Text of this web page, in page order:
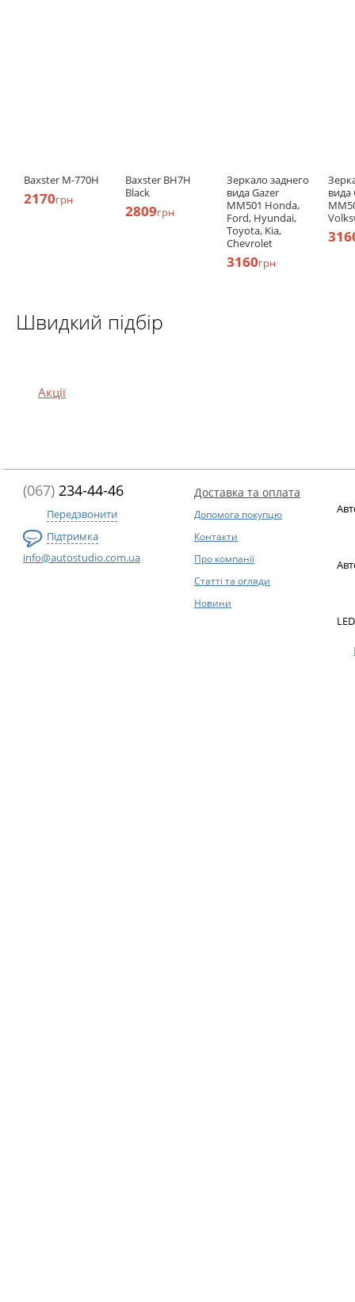
Baxster M-770H
2170грн
Baxster BH7H
Black
2809грн
Зеркало заднего
вида Gazer
MM501 Honda,
Ford, Hyundai,
Toyota, Kia,
Chevrolet
3160грн
вида
Швидкий підбір
Акції
(067) 234-44-46
Передзвонити
Підтримка
info@autostudio.com.ua
Доставка та оплата
Допомога покупцю
Контакти
Про компанії
Статті та огляди
Новини